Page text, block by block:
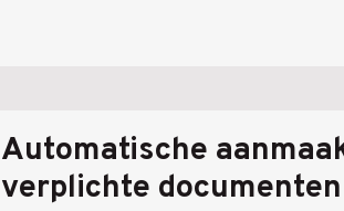
Automatische
verplichte documenten